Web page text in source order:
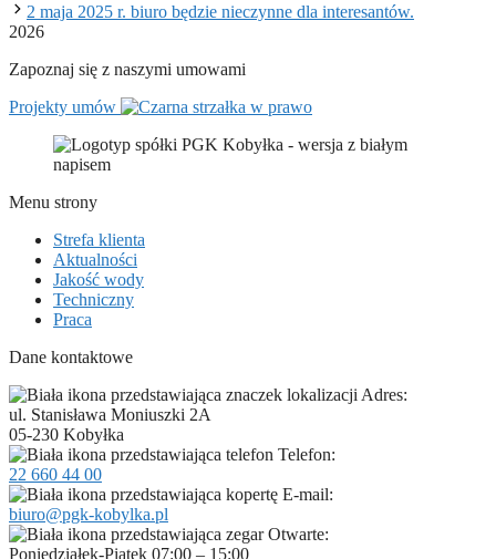
2 maja 2025 r. biuro będzie nieczynne dla interesantów.
2026
Zapoznaj się z naszymi umowami
Projekty umów
Menu strony
Strefa klienta
Aktualności
Jakość wody
Techniczny
Praca
Dane kontaktowe
Adres:
ul. Stanisława Moniuszki 2A
05-230 Kobyłka
Telefon:
22 660 44 00
E-mail:
biuro@pgk-kobylka.pl
Otwarte:
Poniedziałek-Piątek 07:00 – 15:00